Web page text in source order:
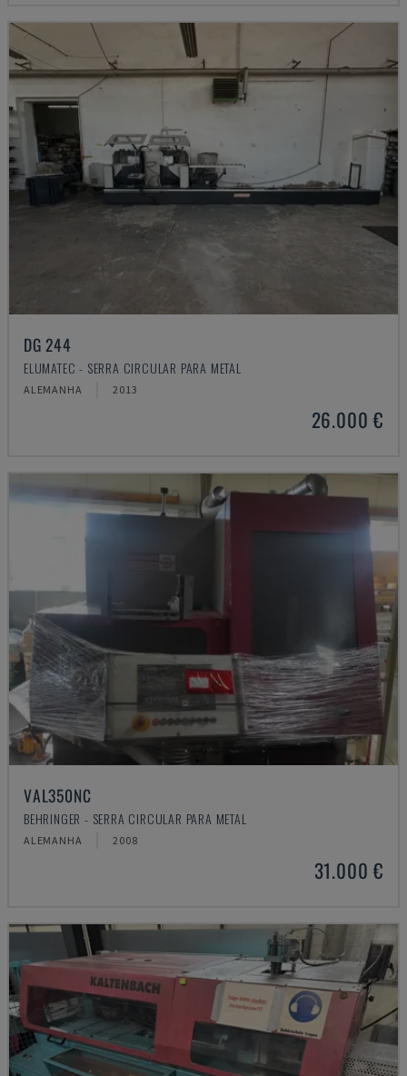
DG 244
ELUMATEC - SERRA CIRCULAR PARA METAL
ALEMANHA 2013
26.000 €
VAL350NC
BEHRINGER - SERRA CIRCULAR PARA METAL
ALEMANHA 2008
31.000 €